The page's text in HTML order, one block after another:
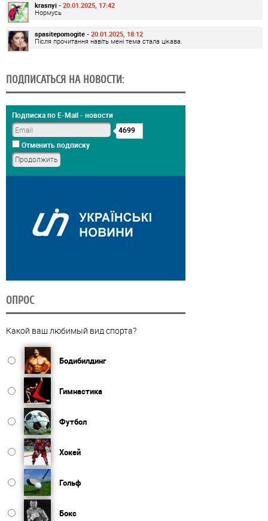
krasnyi - 20.01.2025, 17:42
Нормусь
spasitepomogite - 20.01.2025, 18:12
Після прочитання навіть мені тема стала цікава.
ПОДПИСАТЬСЯ НА НОВОСТИ:
Подписка по E-Mail - новости
4699
Отменить подписку
ОПРОС
Какой ваш любимый вид спорта?
Бодибилдинг
Гимнастика
Футбол
Хокей
Гольф
Бокс